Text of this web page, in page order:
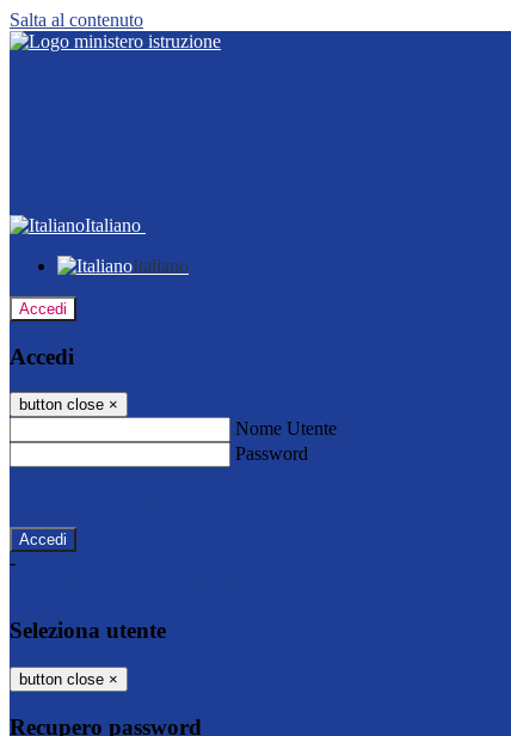
Salta al contenuto
Italiano
Italiano
Accedi
Accedi
button close ×
Nome Utente
Password
-
Seleziona utente
button close ×
Recupero password